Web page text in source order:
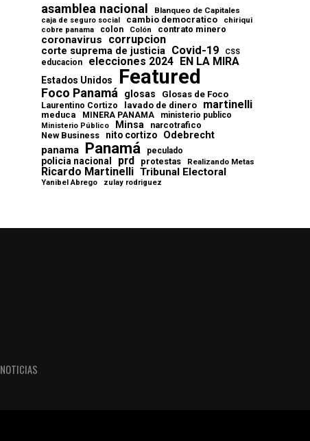
asamblea nacional Blanqueo de Capitales
caja de seguro social cambio democratico chiriqui
cobre panama colon Colón contrato minero
coronavirus corrupcion
corte suprema de justicia Covid-19 CSS
educacion elecciones 2024 EN LA MIRA
Estados Unidos Featured
Foco Panamá glosas Glosas de Foco
Laurentino Cortizo lavado de dinero martinelli
meduca MINERA PANAMA ministerio publico
Ministerio Público Minsa
narcotrafico
New Business
nito cortizo
Odebrecht
panama Panamá peculado
policia nacional prd protestas Realizando Metas
Ricardo Martinelli Tribunal Electoral
Yanibel Abrego zulay rodriguez
NOTICIAS